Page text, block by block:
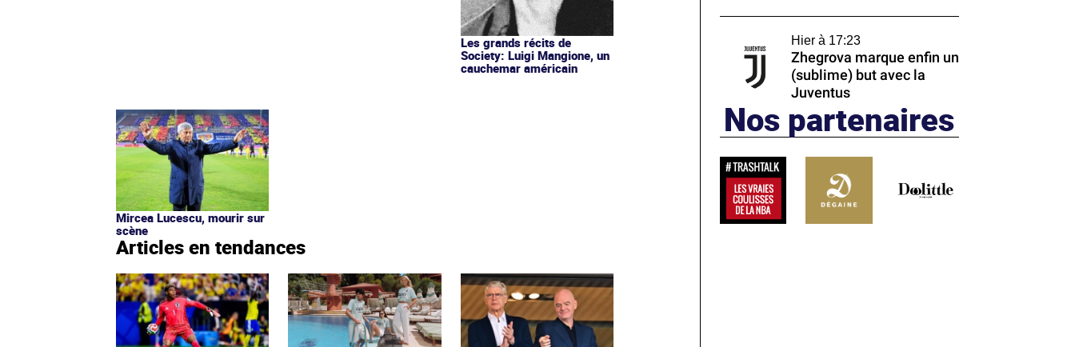
Les grands récits de
Society: Luigi Mangione, un
cauchemar américain
Mircea Lucescu, mourir sur
scène
Articles en tendances
Hier à 17:23
Zhegrova marque enfin un
(sublime) but avec la
Juventus
Nos partenaires